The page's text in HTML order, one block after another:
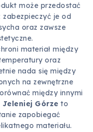
może przedostać
zabezpieczyć je od
oraz zawsze
materiał między
oraz
nada się między
na zewnętrzne
między innymi
Górze to
zapobiegać
materiału.